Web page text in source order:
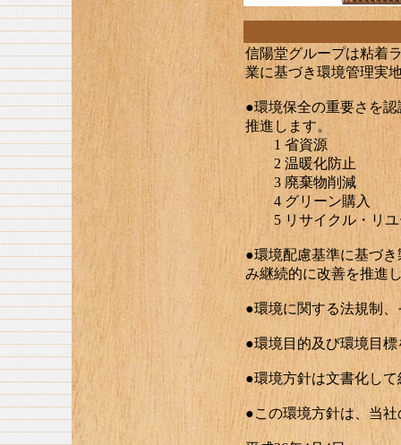
信陽堂グループは粘着
業に基づき環境管理実
●環境保全の重要さを
推進します。
1 省資源
2 温暖化防止
3 廃棄物削減
4 グリーン購入
5 リサイクル・リユ
●環境配慮基準に基づ
み継続的に改善を推進
●環境に関する法規制
●環境目的及び環境目
●環境方針は文書化し
●この環境方針は、当